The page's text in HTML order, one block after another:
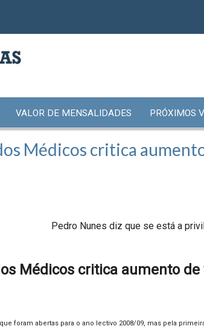
VALOR DE MENSALIDADES PRÓXIMOS
Médicos critica
Pedro Nunes diz que se está a
Médicos critica aumento
foram abertas para o ano lectivo 2008/09, mas pela